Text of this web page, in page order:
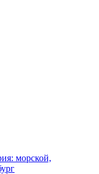
морской,